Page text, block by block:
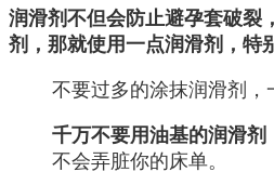
润滑剂不但会防止避孕套破裂
剂，那就使用一点润滑剂，特
不要过多的涂抹润滑剂
千万不要用油基的润滑剂
不会弄脏你的床单。